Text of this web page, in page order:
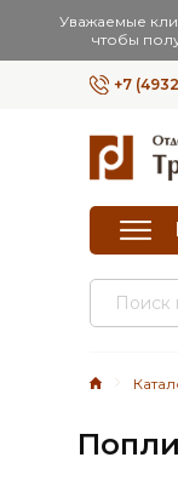
Уважаемые
чтобы
+7